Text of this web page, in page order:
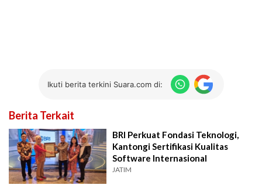
Ikuti berita terkini Suara.com di:
Berita Terkait
BRI Perkuat Fondasi Teknologi,
Kantongi Sertifikasi Kualitas
Software Internasional
JATIM